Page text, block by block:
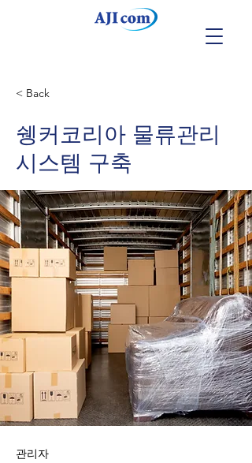
< Back
쉥커코리아 물류관리
시스템 구축
관리자